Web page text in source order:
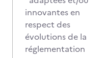
innovantes en
respect des
évolutions de la
réglementation